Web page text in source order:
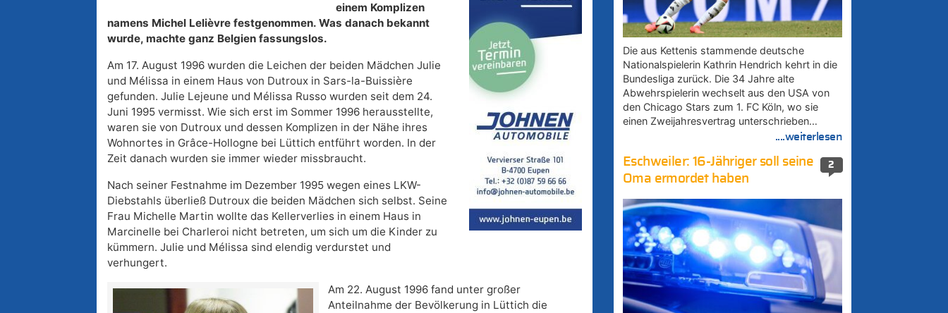
einem Komplizen
namens Michel Lelièvre festgenommen. Was danach bekannt
wurde, machte ganz Belgien fassungslos.
Am 17. August 1996 wurden die Leichen der beiden Mädchen Julie
und Mélissa in einem Haus von Dutroux in Sars-la-Buissière
gefunden. Julie Lejeune und Mélissa Russo wurden seit dem 24.
Juni 1995 vermisst. Wie sich erst im Sommer 1996 herausstellte,
waren sie von Dutroux und dessen Komplizen in der Nähe ihres
Wohnortes in Grâce-Hollogne bei Lüttich entführt worden. In der
Zeit danach wurden sie immer wieder missbraucht.
Nach seiner Festnahme im Dezember 1995 wegen eines LKW-
Diebstahls überließ Dutroux die beiden Mädchen sich selbst. Seine
Frau Michelle Martin wollte das Kellerverlies in einem Haus in
Marcinelle bei Charleroi nicht betreten, um sich um die Kinder zu
kümmern. Julie und Mélissa sind elendig verdurstet und
verhungert.
Am 22. August 1996 fand unter großer
Anteilnahme der Bevölkerung in Lüttich die
Die aus Kettenis stammende deutsche
Nationalspielerin Kathrin Hendrich kehrt in die
Bundesliga zurück. Die 34 Jahre alte
Abwehrspielerin wechselt aus den USA von
den Chicago Stars zum 1. FC Köln, wo sie
einen Zweijahresvertrag unterschrieben…
....weiterlesen
2
Eschweiler: 16-Jähriger soll seine
Oma ermordet haben